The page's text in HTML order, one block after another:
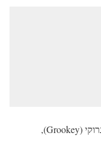
במשחק תוכלו לבחור בין שלושה פוקימונים: גרוקי (Grookey),